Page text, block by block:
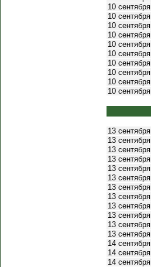
10 сентября
10 сентября
10 сентября
10 сентября
10 сентября
10 сентября
10 сентября
10 сентября
10 сентября
10 сентября
13 сентября
13 сентября
13 сентября
13 сентября
13 сентября
13 сентября
13 сентября
13 сентября
13 сентября
13 сентября
13 сентября
13 сентября
14 сентября
14 сентября
14 сентября